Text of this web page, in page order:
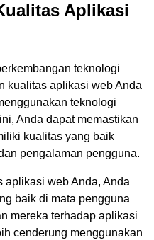
Aplikasi
teknologi
kualitas aplikasi web Anda
teknologi
Anda dapat memastikan
kualitas yang baik
pengalaman pengguna.
aplikasi web Anda, Anda
baik di mata pengguna
mereka terhadap aplikasi
cenderung menggunakan